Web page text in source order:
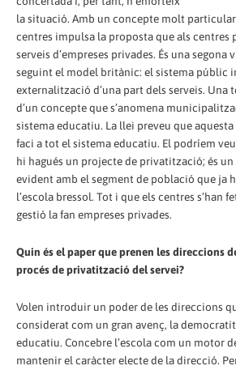
la situació. Amb un concepte molt
centres impulsa la proposta que als centres
serveis d’empreses privades. És una
seguint el model britànic: el sistema públic
externalització d’una part dels serveis. Una
d’un concepte que s’anomena
sistema educatiu. La llei preveu que
faci a tot el sistema educatiu. El podríem
hi hagués un projecte de privatització; és
evident amb el segment de població que ja
l’escola bressol. Tot i que els centres s’han
gestió la fan empreses privades.
Quin és el paper que prenen les direccions
procés de privatització del servei?
Volen introduir un poder de les direccions
considerat com un gran avenç, la
educatiu. Concebre l’escola com un motor
mantenir el caràcter electe de la direcció.